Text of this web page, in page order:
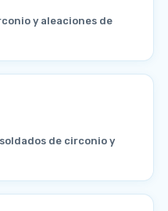
y aleaciones de
de circonio y